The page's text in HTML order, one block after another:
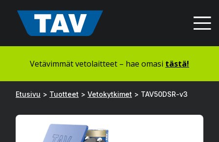
sisältöön
Vetävimmät vetolaitteet – hae omasi tästä!
Etusivu > Tuotteet > Vetokytkimet > TAV50DSR-v3